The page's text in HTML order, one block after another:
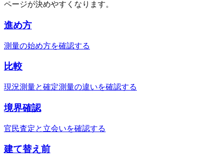
ページが決めやすくなります。
進め方
測量の始め方を確認する
比較
現況測量と確定測量の違いを確認する
境界確認
官民査定と立会いを確認する
建て替え前